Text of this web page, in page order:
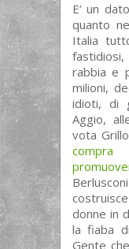
E’ un
quanto
Italia
fastidiosi,
rabbia e
milioni,
idioti, di
Aggio,
vota
donne in
la fiaba
Gente